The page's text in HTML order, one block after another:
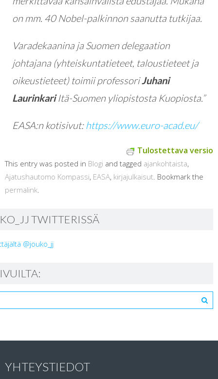
on mm. 40 Nobel-palkinnon saanutta tutkijaa.
Varadekaanina ja Suomen delegaation
johtajana (yhteiskuntatieteet, taloustieteet ja
oikeustieteet) toimii professoriJuhani
LaurinkariItä-Suomen yliopistosta Kuopiosta.”
EASA:n kotisivut: https://www.euro-acad.eu/
Tulostettava versio
This entry was posted in Blogi and tagged ajankohtaista,
Ajatushautomo Kompassi, EASA, kirjajulkaisut. Bookmark the
permalink.
TWITTERISSÄ
@jouko_jj
YHTEYSTIEDOT